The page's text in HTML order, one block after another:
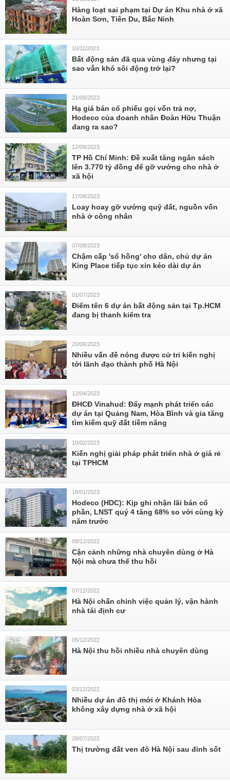
Hàng loạt sai phạm tại Dự án Khu nhà ở xã
Hoàn Sơn, Tiên Du, Bắc Ninh
10/11/2023
Bất động sản đã qua vùng đáy nhưng tại
sao vẫn khó sôi động trở lại?
21/09/2023
Hạ giá bán cổ phiếu gọi vốn trả nợ,
Hodeco của doanh nhân Đoàn Hữu Thuận
đang ra sao?
12/09/2023
TP Hồ Chí Minh: Đề xuất tăng ngân sách
lên 3.770 tỷ đồng để gỡ vướng cho nhà ở
xã hội
17/08/2023
Loay hoay gỡ vướng quỹ đất, nguồn vốn
nhà ở công nhân
07/08/2023
Chậm cấp 'sổ hồng' cho dân, chủ dự án
King Place tiếp tục xin kéo dài dự án
01/07/2023
Điểm tên 6 dự án bất động sản tại Tp.HCM
đang bị thanh kiểm tra
20/06/2023
Nhiều vấn đề nóng được cử tri kiến nghị
tới lãnh đạo thành phố Hà Nội
12/04/2023
ĐHCĐ Vinahud: Đẩy mạnh phát triển các
dự án tại Quảng Nam, Hòa Bình và gia tăng
tìm kiếm quỹ đất tiềm năng
10/02/2023
Kiến nghị giải pháp phát triển nhà ở giá rẻ
tại TPHCM
18/01/2023
Hodeco (HDC): Kịp ghi nhận lãi bán cổ
phần, LNST quý 4 tăng 68% so với cùng kỳ
năm trước
09/12/2022
Cận cảnh những nhà chuyên dùng ở Hà
Nội mà chưa thể thu hồi
07/12/2022
Hà Nội chấn chỉnh việc quản lý, vận hành
nhà tái định cư
05/12/2022
Hà Nội thu hồi nhiều nhà chuyên dùng
03/12/2022
Nhiều dự án đô thị mới ở Khánh Hòa
không xây dựng nhà ở xã hội
28/07/2022
Thị trường đất ven đô Hà Nội sau đỉnh sốt